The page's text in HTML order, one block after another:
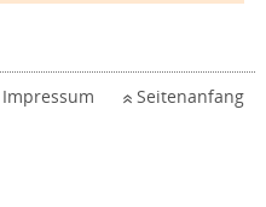
Impressum Seitenanfang